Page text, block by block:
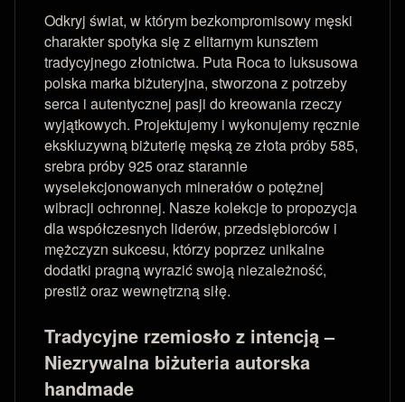
Odkryj świat, w którym bezkompromisowy męski
charakter spotyka się z elitarnym kunsztem
tradycyjnego złotnictwa. Puta Roca to luksusowa
polska marka biżuteryjna, stworzona z potrzeby
serca i autentycznej pasji do kreowania rzeczy
wyjątkowych. Projektujemy i wykonujemy ręcznie
ekskluzywną biżuterię męską ze złota próby 585,
srebra próby 925 oraz starannie
wyselekcjonowanych minerałów o potężnej
wibracji ochronnej. Nasze kolekcje to propozycja
dla współczesnych liderów, przedsiębiorców i
mężczyzn sukcesu, którzy poprzez unikalne
dodatki pragną wyrazić swoją niezależność,
prestiż oraz wewnętrzną siłę.
Tradycyjne rzemiosło z intencją –
Niezrywalna biżuteria autorska
handmade